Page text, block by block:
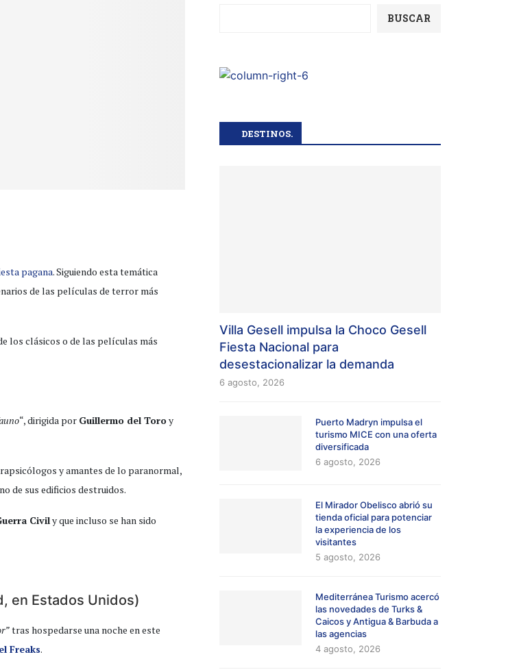
pagana. Siguiendo esta temática
de las películas de terror más
los clásicos o de las películas más
“, dirigida por Guillermo del Toroy
y amantes de lo paranormal,
de sus edificios destruidos.
Civily que incluso se han sido
en Estados Unidos)
tras hospedarse una noche en este
Freaks.
BUSCAR
DESTINOS.
Villa Gesell impulsa la Choco Gesell
Fiesta Nacional para
desestacionalizar la demanda
6 agosto, 2026
Puerto Madryn impulsa el
turismo MICE con una oferta
diversificada
6 agosto, 2026
El Mirador Obelisco abrió su
tienda oficial para potenciar
la experiencia de los
visitantes
5 agosto, 2026
Mediterránea Turismo acercó
las novedades de Turks &
Caicos y Antigua & Barbuda a
las agencias
4 agosto, 2026